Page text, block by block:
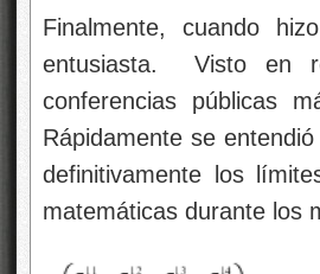
Finalmente, cuando
entusiasta. Visto en
conferencias públicas
Rápidamente se
definitivamente los
matemáticas durante los